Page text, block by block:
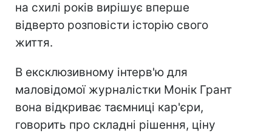
на схилі років вирішує вперше
відверто розповісти історію свого
життя.
В ексклюзивному інтерв'ю для
маловідомої журналістки Монік Грант
вона відкриває таємниці кар'єри,
говорить про складні рішення, ціну